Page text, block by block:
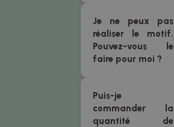
Je ne peux pas
réaliser le motif.
Pouvez-vous le
faire pour moi ?
Puis-je
commander la
quantité de